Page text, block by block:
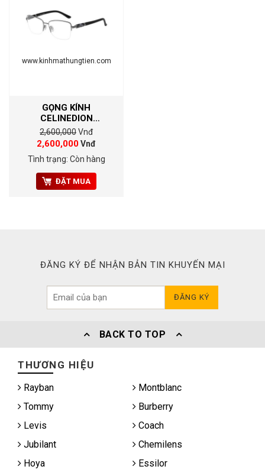
www.kinhmathungtien.com
GỌNG KÍNH
CELINEDION
CD8140T_53_C03
2,600,000Vnđ
2,600,000Vnđ
Tình trạng: Còn hàng
ĐẶT MUA
ĐĂNG KÝ ĐỂ NHẬN BẢN TIN KHUYẾN MẠI
ĐĂNG KÝ
BACK TO TOP
THƯƠNG HIỆU
Rayban
Montblanc
Tommy
Burberry
Levis
Coach
Jubilant
Chemilens
Hoya
Essilor